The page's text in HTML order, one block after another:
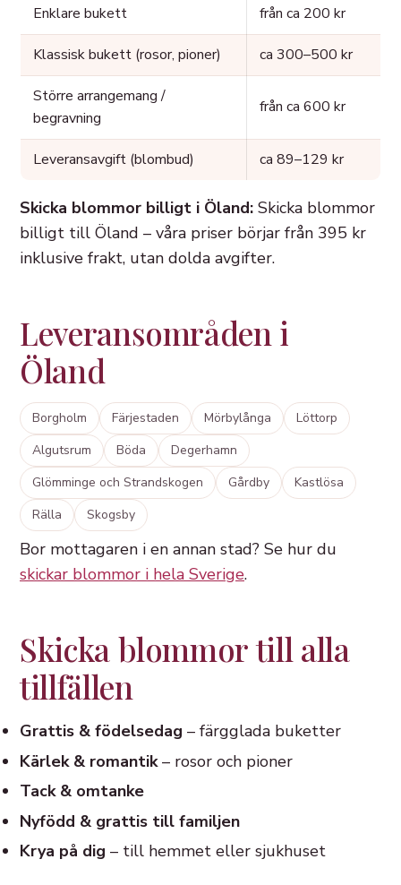
Enklare bukett från ca 200 kr
Klassisk bukett (rosor, pioner) ca 300–500 kr
Större arrangemang /
begravning
från ca 600 kr
Leveransavgift (blombud) ca 89–129 kr
Skicka blommor billigt i Öland: Skicka blommor
billigt till Öland – våra priser börjar från 395 kr
inklusive frakt, utan dolda avgifter.
Leveransområden i
Öland
Borgholm Färjestaden Mörbylånga
Löttorp
Algutsrum
Böda
Degerhamn
Glömminge och Strandskogen
Gårdby
Kastlösa
Rälla
Skogsby
Bor mottagaren i en annan stad? Se hur du
skickar blommor i hela Sverige.
Skicka blommor till alla
tillfällen
Grattis & födelsedag – färgglada buketter
Kärlek & romantik– rosor och pioner
Tack & omtanke
Nyfödd & grattis till familjen
Krya på dig – till hemmet eller sjukhuset